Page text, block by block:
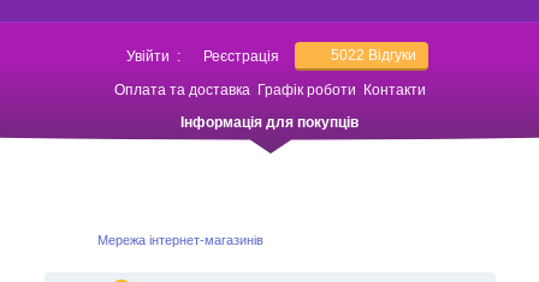
Увійти : Реєстрація 5022 Відгуки
Оплата та доставка Графік роботи
Контакти
Інформація для покупців
Мережа інтернет-магазинів